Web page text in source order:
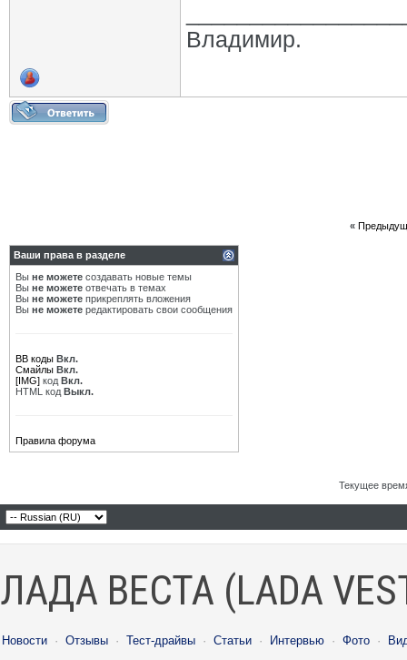
Владимир.
«
Ваши права в разделе
Вы не можете создавать новые темы
Вы не можете отвечать в темах
Вы не можете прикреплять вложения
Вы не можете редактировать свои сообщения
BB коды Вкл.
Смайлы Вкл.
[IMG] код Вкл.
HTML код Выкл.
Правила форума
Текущее
ЛАДА ВЕСТА (LADA
Новости · Отзывы · Тест-драйвы · Статьи · Интервью · Фото ·